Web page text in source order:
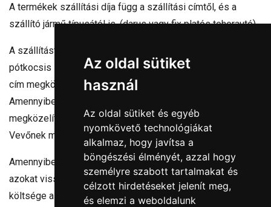
Az oldal sütiket
használ
Az oldal sütiket és egyéb
nyomkövető technológiákat
alkalmaz, hogy javítsa a
böngészési élményét, azzal hogy
személyre szabott tartalmakat és
célzott hirdetéseket jelenít meg,
és elemzi a weboldalunk
A termékek szállítási díja függ a szállítási címtől, és a
szállító jármű típusától is. (darus vagy fix platós teherautó)
A szállítást általában 40 tonna össztömegű, önrakodós,
pótkocsis szerelvénnyel végezzük. A megadott szállítási
cím megközelíthetőségét a Vevőnek kell biztosítania.
Amennyiben a szállítási cím valamilyen oknál fogva nem
megközelíthető, (szűk utca, zsák utca,köz stb..) úgy a
Vevőnek másik címet kell a lerakodásra megjelölnie.
Amennyiben a megrendelt termékeket nem tudjuk lerakni,
azokat visszaszállítjuk a gyárba, és a visszaszállítás teljes
költsége a Vevőt terheli.